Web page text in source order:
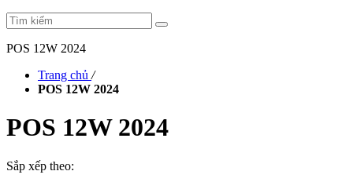
POS 12W 2024
Trang chủ /
POS 12W 2024
POS 12W 2024
Sắp xếp theo: